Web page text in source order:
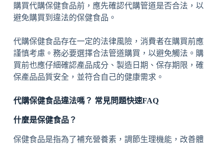
購買代購保健食品前，應先確認代購管道是否合法，以
避免購買到違法的保健食品。
代購保健食品存在一定的法律風險，消費者在購買前應
謹慎考慮。務必要選擇合法管道購買，以避免觸法。購
買前也應仔細確認產品成分、製造日期、保存期限，確
保產品品質安全，並符合自己的健康需求。
代購保健食品違法嗎？ 常見問題快速FAQ
什麼是保健食品？
保健食品是指為了補充營養素，調節生理機能，改善體